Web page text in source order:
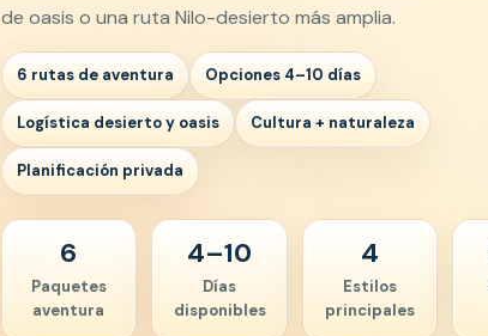
de oasis o una ruta Nilo-desierto más amplia.
6 rutas de aventura Opciones 4–10 días
Logística desierto y oasis Cultura + naturaleza
Planificación privada
6
Paquetes
aventura
4–10
Días
disponibles
4
Estilos
principales